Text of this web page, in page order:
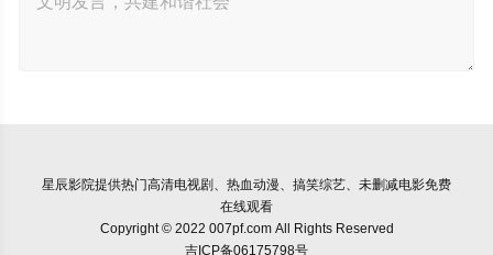
星辰影院提供热门高清电视剧、热血动漫、搞笑综艺、未删减电影免费
在线观看
Copyright © 2022 007pf.com All Rights Reserved
吉ICP备06175798号